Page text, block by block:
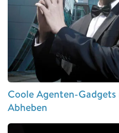
Coole Agenten-
Abheben